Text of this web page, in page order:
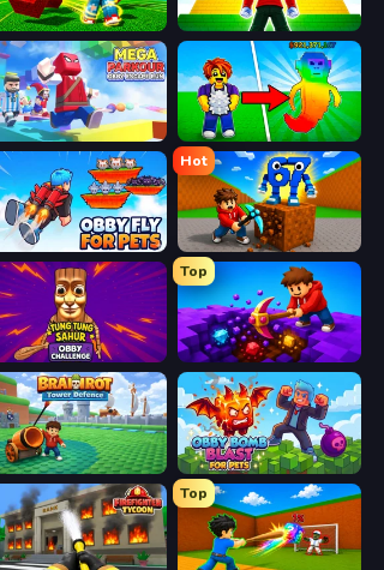
Superhero Obby Highest Jump Ever
Mega Parkour: Obby Escape Run Collect Brainrot Egg
Obby Fly For Pets
Hot
Obby: Break Rocks For Brainrots
Tung Tung Sahur: Obby Challenge
Top
Obby: Dig Down
Tower Defence Obby Bomb Blast For Pets
Top